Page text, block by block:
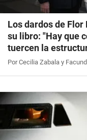
Los dardos de
su libro: "Hay que
tuercen la
Por Cecilia Zabala y